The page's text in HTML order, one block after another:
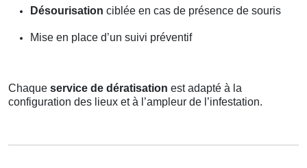
Désourisation ciblée en cas de présence de souris
Mise en place d’un suivi préventif
Chaque service de dératisation est adapté à la
configuration des lieux et à l’ampleur de l’infestation.